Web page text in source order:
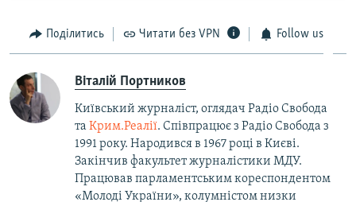
Поділитись Читати без VPN Follow us
Віталій Портников
Київський журналіст, оглядач Радіо Свобода
та Крим.Реалії. Співпрацює з Радіо Свобода з
1991 року. Народився в 1967 році в Києві.
Закінчив факультет журналістики МДУ.
Працював парламентським кореспондентом
«Молоді України», колумністом низки